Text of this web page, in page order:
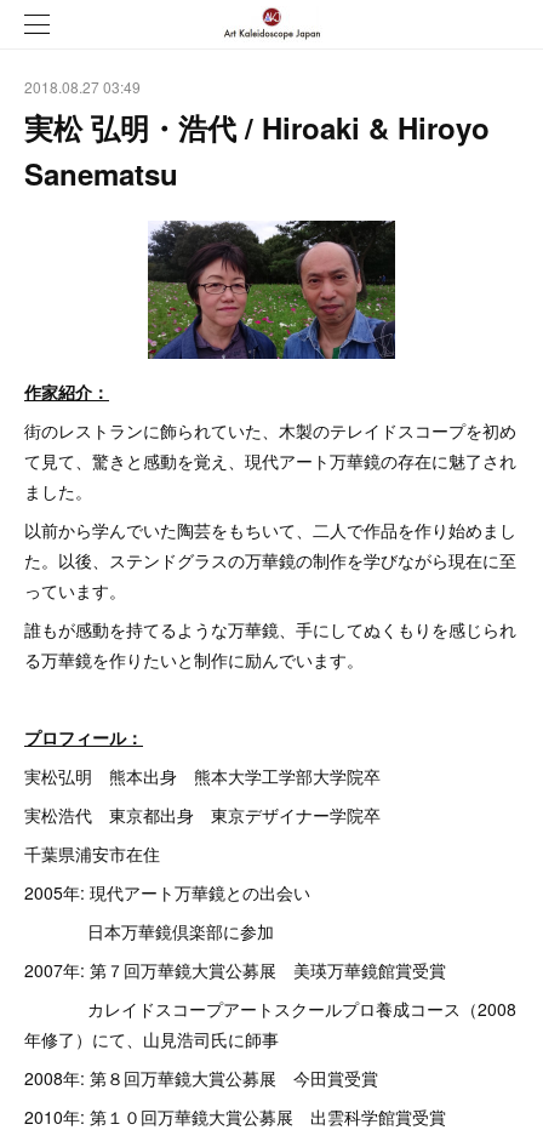
2018.08.27 03:49
実松 弘明・浩代 / Hiroaki & Hiroyo
Sanematsu
作家紹介：
街のレストランに飾られていた、木製のテレイドスコープを初め
て見て、驚きと感動を覚え、現代アート万華鏡の存在に魅了され
ました。
以前から学んでいた陶芸をもちいて、二人で作品を作り始めまし
た。以後、ステンドグラスの万華鏡の制作を学びながら現在に至
っています。
誰もが感動を持てるような万華鏡、手にしてぬくもりを感じられ
る万華鏡を作りたいと制作に励んでいます。
プロフィール：
実松弘明 熊本出身 熊本大学工学部大学院卒
実松浩代 東京都出身 東京デザイナー学院卒
千葉県浦安市在住
2005年: 現代アート万華鏡との出会い
日本万華鏡倶楽部に参加
2007年: 第７回万華鏡大賞公募展 美瑛万華鏡館賞受賞
カレイドスコープアートスクールプロ養成コース（2008
年修了）にて、山見浩司氏に師事
2008年: 第８回万華鏡大賞公募展 今田賞受賞
2010年: 第１０回万華鏡大賞公募展 出雲科学館賞受賞